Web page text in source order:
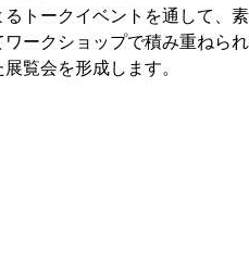
トークイベントを通して、素
ークショップで積み重ねられ
覧会を形成します。